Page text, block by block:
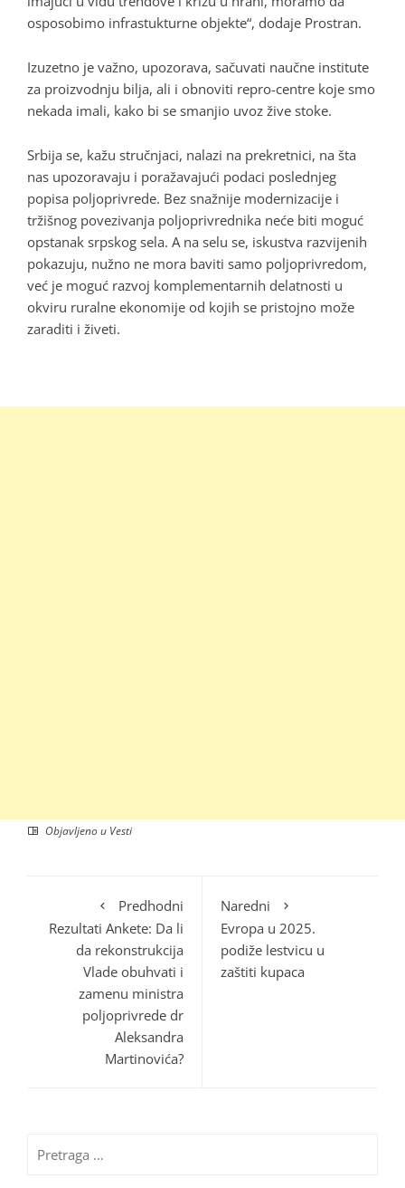
osposobimo infrastukturne objekte“, dodaje Prostran.
Izuzetno je važno, upozorava, sačuvati naučne institute
za proizvodnju bilja, ali i obnoviti repro-centre koje smo
nekada imali, kako bi se smanjio uvoz žive stoke.
Srbija se, kažu stručnjaci, nalazi na prekretnici, na šta
nas upozoravaju i poražavajući podaci poslednjeg
popisa poljoprivrede. Bez snažnije modernizacije i
tržišnog povezivanja poljoprivrednika neće biti moguć
opstanak srpskog sela. A na selu se, iskustva razvijenih
pokazuju, nužno ne mora baviti samo poljoprivredom,
već je moguć razvoj komplementarnih delatnosti u
okviru ruralne ekonomije od kojih se pristojno može
zaraditi i živeti.
Objavljeno u Vesti
Predhodni
Rezultati Ankete: Da li
da rekonstrukcija
Vlade obuhvati i
zamenu ministra
poljoprivrede dr
Aleksandra
Martinovića?
Naredni
Evropa u 2025.
podiže lestvicu u
zaštiti kupaca
za: